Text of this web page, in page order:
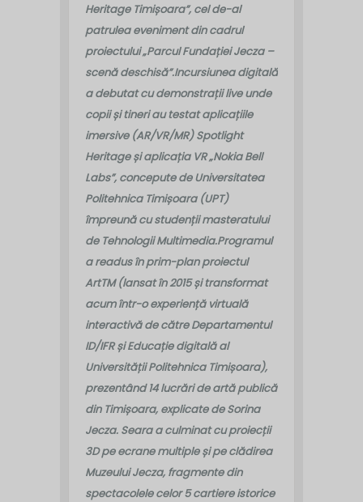
Heritage Timișoara”, cel de-al
patrulea eveniment din cadrul
proiectului „Parcul Fundației Jecza –
scenă deschisă”.Incursiunea digitală
a debutat cu demonstrații live unde
copii și tineri au testat aplicațiile
imersive (AR/VR/MR) Spotlight
Heritage și aplicația VR „Nokia Bell
Labs”, concepute de Universitatea
Politehnica Timișoara (UPT)
împreună cu studenții masteratului
de Tehnologii Multimedia.Programul
a readus în prim-plan proiectul
ArtTM (lansat în 2015 și transformat
acum într-o experiență virtuală
interactivă de către Departamentul
ID/IFR și Educație digitală al
Universității Politehnica Timișoara),
prezentând 14 lucrări de artă publică
din Timișoara, explicate de Sorina
Jecza. Seara a culminat cu proiecții
3D pe ecrane multiple și pe clădirea
Muzeului Jecza, fragmente din
spectacolele celor 5 cartiere istorice